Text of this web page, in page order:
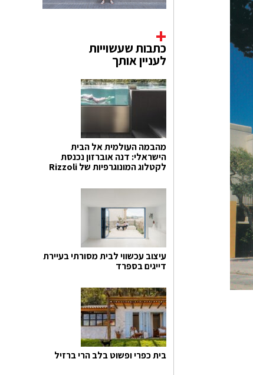
כתבות שעשוייות
לעניין אותך
מהבמה העולמית אל הבית
הישראלי: דנה אוברזון נכנסת
לקטלוג המונוגרפיות של Rizzoli
עיצוב עכשווי לבית מסורתי בעיירת
דייגים בספרד
בית כפרי ופשוט בלב הרי ברזיל